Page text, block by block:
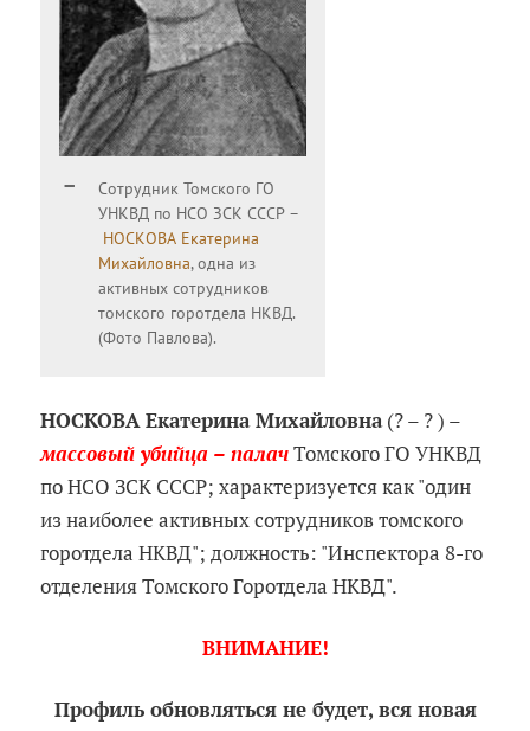
Сотрудник Томского ГО
УНКВД по НСО ЗСК СССР –
НОСКОВА Екатерина
Михайловна, одна из
активных сотрудников
томского горотдела НКВД.
(Фото Павлова).
НОСКОВА Екатерина Михайловна(? – ? ) –
массовый убийца – палачТомского ГО УНКВД
по НСО ЗСК СССР; характеризуется как "один
из наиболее активных сотрудников томского
горотдела НКВД"; должность: "Инспектора 8-го
отделения Томского Горотдела НКВД".
ВНИМАНИЕ!
Профиль обновляться не будет, вся новая